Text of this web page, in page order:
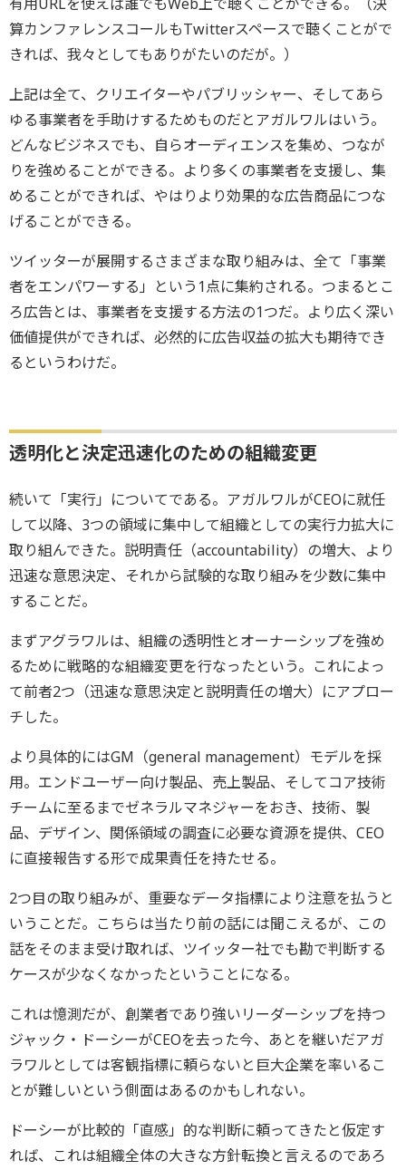
算カンファレンスコールもTwitterスペースで聴くことがで
きれば、我々としてもありがたいのだが。）
上記は全て、クリエイターやパブリッシャー、そしてあら
ゆる事業者を手助けするためものだとアガルワルはいう。
どんなビジネスでも、自らオーディエンスを集め、つなが
りを強めることができる。より多くの事業者を支援し、集
めることができれば、やはりより効果的な広告商品につな
げることができる。
ツイッターが展開するさまざまな取り組みは、全て「事業
者をエンパワーする」という1点に集約される。つまるとこ
ろ広告とは、事業者を支援する方法の1つだ。より広く深い
価値提供ができれば、必然的に広告収益の拡大も期待でき
るというわけだ。
透明化と決定迅速化のための組織変更
続いて「実行」についてである。アガルワルがCEOに就任
して以降、3つの領域に集中して組織としての実行力拡大に
取り組んできた。説明責任（accountability）の増大、より
迅速な意思決定、それから試験的な取り組みを少数に集中
することだ。
まずアグラワルは、組織の透明性とオーナーシップを強め
るために戦略的な組織変更を行なったという。これによっ
て前者2つ（迅速な意思決定と説明責任の増大）にアプロー
チした。
より具体的にはGM（general management）モデルを採
用。エンドユーザー向け製品、売上製品、そしてコア技術
チームに至るまでゼネラルマネジャーをおき、技術、製
品、デザイン、関係領域の調査に必要な資源を提供、CEO
に直接報告する形で成果責任を持たせる。
2つ目の取り組みが、重要なデータ指標により注意を払うと
いうことだ。こちらは当たり前の話には聞こえるが、この
話をそのまま受け取れば、ツイッター社でも勘で判断する
ケースが少なくなかったということになる。
これは憶測だが、創業者であり強いリーダーシップを持つ
ジャック・ドーシーがCEOを去った今、あとを継いだアガ
ラワルとしては客観指標に頼らないと巨大企業を率いるこ
とが難しいという側面はあるのかもしれない。
ドーシーが比較的「直感」的な判断に頼ってきたと仮定す
れば、これは組織全体の大きな方針転換と言えるのであろ